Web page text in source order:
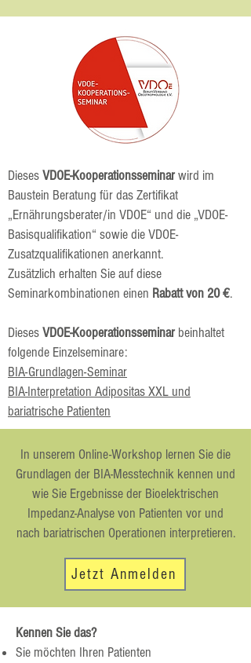
DiesesVDOE-Kooperationsseminarwird im
Baustein Beratung für das Zertifikat
„Ernährungsberater/in VDOE“ und die „VDOE-
Basisqualifikation“ sowie die VDOE-
Zusatzqualifikationen anerkannt.
​Zusätzlich erhalten Sie auf diese
Seminarkombinationen einen Rabatt von 20 €.
DiesesVDOE-Kooperationsseminar beinhaltet
folgende Einzelseminare:
BIA-Grundlagen-Seminar
BIA-Interpretation Adipositas XXL und
bariatrische Patienten
In unserem Online-Workshop lernen Sie die
Grundlagen der BIA-Messtechnik kennen und
wie Sie Ergebnisse der Bioelektrischen
Impedanz-Analyse von Patienten vor und
nach bariatrischen Operationen interpretieren.
Jetzt Anmelden
Kennen Sie das?
Sie möchten Ihren Patienten